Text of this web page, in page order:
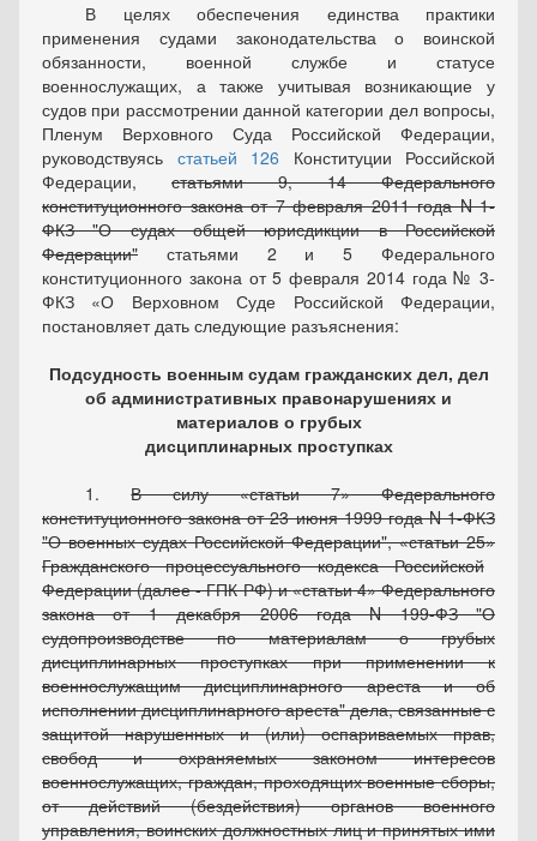
В целях обеспечения единства практики
применения судами законодательства о воинской
обязанности, военной службе и статусе
военнослужащих, а также учитывая возникающие у
судов при рассмотрении данной категории дел вопросы,
Пленум Верховного Суда Российской Федерации,
руководствуясь статьей 126 Конституции Российской
Федерации, статьями 9, 14 Федерального
конституционного закона от 7 февраля 2011 года N 1-
ФКЗ "О судах общей юрисдикции в Российской
Федерации"
статьями 2 и 5 Федерального
конституционного закона от 5 февраля 2014 года № 3-
ФКЗ «О Верховном Суде Российской Федерации,
постановляет дать следующие разъяснения:
Подсудность военным судам гражданских дел, дел
об административных правонарушениях и
материалов о грубых
дисциплинарных проступках
1.В силу статьи 7 Федерального
конституционного закона от 23 июня 1999 года N 1-ФКЗ
"О военных судах Российской Федерации", статьи 25
Гражданского процессуального кодекса Российской
Федерации (далее - ГПК РФ) и статьи 4 Федерального
закона от 1 декабря 2006 года N 199-ФЗ "О
судопроизводстве по материалам о грубых
дисциплинарных проступках при применении к
военнослужащим дисциплинарного ареста и об
исполнении дисциплинарного ареста" дела, связанные с
защитой нарушенных и (или) оспариваемых прав,
свобод и охраняемых законом интересов
военнослужащих, граждан, проходящих военные сборы,
от действий (бездействия) органов военного
управления, воинских должностных лиц и принятых ими